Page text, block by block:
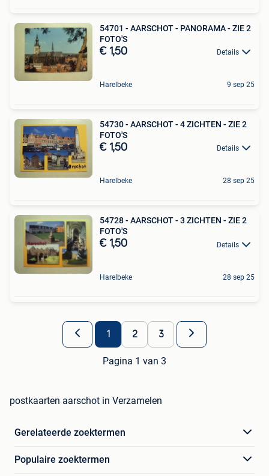
54701 - AARSCHOT - PANORAMA - ZIE 2
FOTO'S
€ 1,50 Details
Harelbeke 9 sep 25
54730 - AARSCHOT - 4 ZICHTEN - ZIE 2
FOTO'S
€ 1,50 Details
Harelbeke 28 sep 25
54728 - AARSCHOT - 3 ZICHTEN - ZIE 2
FOTO'S
€ 1,50 Details
Harelbeke 28 sep 25
1 2 3
Pagina 1 van 3
postkaarten aarschot in Verzamelen
Gerelateerde zoektermen
Populaire zoektermen